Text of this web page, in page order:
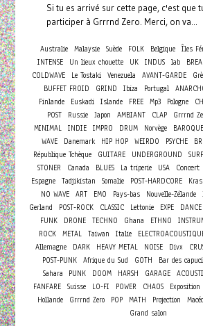
Si tu es arrivé sur cette page, c'est que
participer à Grrrnd Zero. Merci, on va...
Australie Malaysie Suède FOLK Belgique Îles
INTENSE
Un lieux chouette UK INDUS lab
COLDWAVE
Le Tostaki Venezuela AVANT-GARDE
BUFFET FROID
GRIND Ibiza Portugal
Finlande
Euskadi Islande FREE Mp3 Pologne
POST
Russie Japon AMBIANT CLAP
Grrrnd
MINIMAL INDIE IMPRO DRUM Norvège BAROQUE
WAVE
Danemark HIP HOP WEIRDO PSYCHE
République Tchèque
GUITARE UNDERGROUND SURF
STONER
Canada BLUES La triperie USA Concert
Espagne Tadjikistan Somalie POST-HARDCORE
NO WAVE
ART EMO Pays-bas Nouvelle-Zélande
Gerland
POST-ROCK CLASSIC Lettonie EXPE DANCE
FUNK
DRONE TECHNO Ghana ETHNO
ROCK
METAL Taiwan Italie
Allemagne
DARK HEAVY METAL NOISE Divx
POST-PUNK
Afrique du Sud GOTH Bar des
Sahara
PUNK DOOM HARSH GARAGE
FANFARE
Suisse LO-FI POWER CHAOS Exposition
Hollande
Grrrnd Zero POP MATH Projection
Grand salon